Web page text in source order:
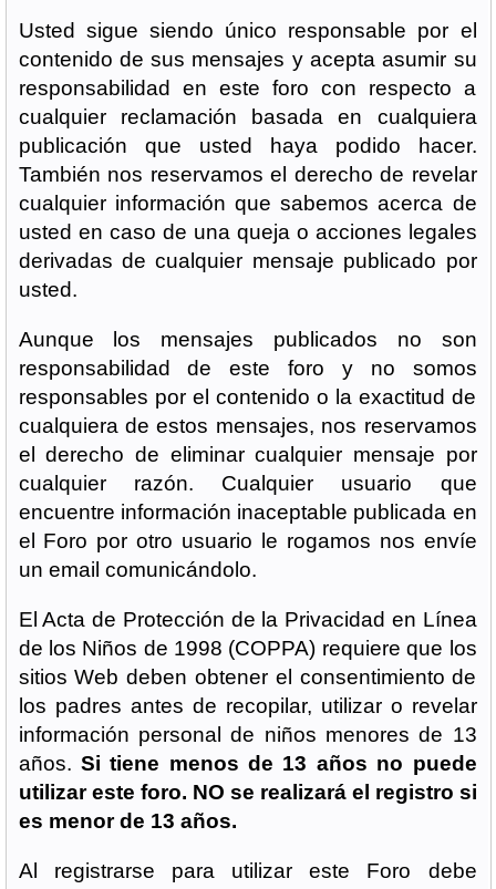
Usted sigue siendo único responsable por el
contenido de sus mensajes y acepta asumir su
responsabilidad en este foro con respecto a
cualquier reclamación basada en cualquiera
publicación que usted haya podido hacer.
También nos reservamos el derecho de revelar
cualquier información que sabemos acerca de
usted en caso de una queja o acciones legales
derivadas de cualquier mensaje publicado por
usted.
Aunque los mensajes publicados no son
responsabilidad de este foro y no somos
responsables por el contenido o la exactitud de
cualquiera de estos mensajes, nos reservamos
el derecho de eliminar cualquier mensaje por
cualquier razón. Cualquier usuario que
encuentre información inaceptable publicada en
el Foro por otro usuario le rogamos nos envíe
un email comunicándolo.
El Acta de Protección de la Privacidad en Línea
de los Niños de 1998 (COPPA) requiere que los
sitios Web deben obtener el consentimiento de
los padres antes de recopilar, utilizar o revelar
información personal de niños menores de 13
años. Si tiene menos de 13 años no puede
utilizar este foro. NO se realizará el registro si
es menor de 13 años.
Al registrarse para utilizar este Foro debe